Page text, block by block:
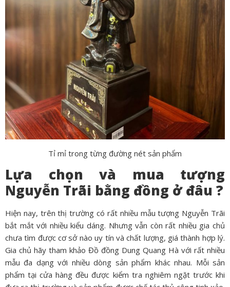
Tỉ mỉ trong từng đường nét sản phẩm
Lựa chọn và mua tượng
Nguyễn Trãi bằng đồng ở đâu ?
Hiện nay, trên thị trường có rất nhiều mẫu tượng Nguyễn Trãi
bắt mắt với nhiều kiểu dáng. Nhưng vẫn còn rất nhiều gia chủ
chưa tìm được cơ sở nào uy tín và chất lượng, giá thành hợp lý.
Gia chủ hãy tham khảo Đồ đồng Dung Quang Hà với rất nhiều
mẫu đa dạng với nhiều dòng sản phẩm khác nhau. Mỗi sản
phẩm tại cửa hàng đều được kiểm tra nghiêm ngặt trước khi